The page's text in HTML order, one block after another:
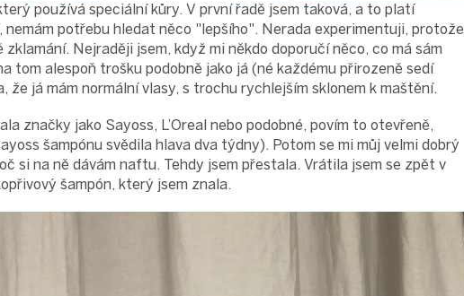
používá speciální kůry. V první řadě jsem taková, a to platí
nemám potřebu hledat něco "lepšího". Nerada experimentuji, protože
Nejraději jsem, když mi někdo doporučí něco, co má sám
tom alespoň trošku podobně jako já (né každému přirozeně sedí
že já mám normální vlasy, s trochu rychlejším sklonem k maštění.
značky jako Sayoss, L’Oreal nebo podobné, povím to otevřeně,
šampónu svědila hlava dva týdny). Potom se mi můj velmi dobrý
si na ně dávám naftu. Tehdy jsem přestala. Vrátila jsem se zpět v
šampón, který jsem znala.